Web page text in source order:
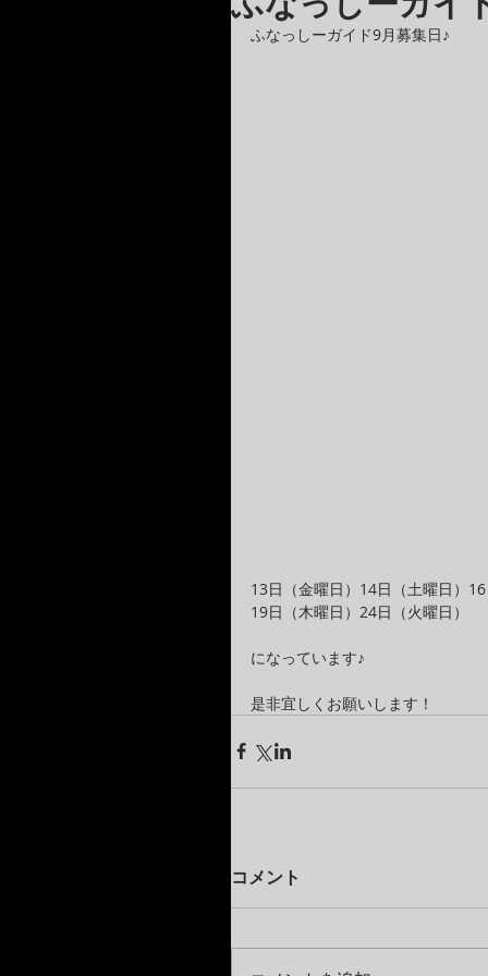
ふなっしーガイド9月募集日♪
13日（金曜日）14日（土曜日）16
19日（木曜日）24日（火曜日）
になっています♪
是非宜しくお願いします！
コメント